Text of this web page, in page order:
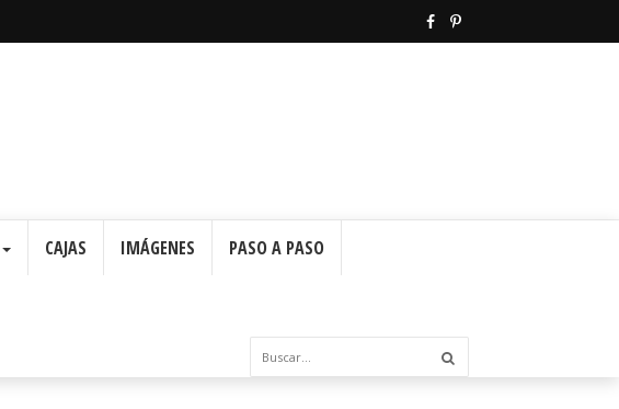
CAJAS IMÁGENES PASO A PASO